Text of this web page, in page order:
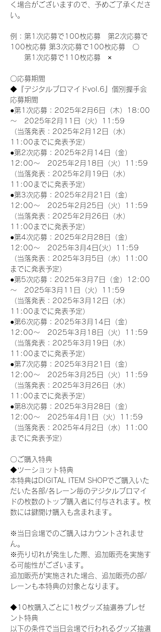
く場合がございますので、予めご了承くださ
い。
例：第1次応募で100枚応募　第2次応募で
100枚応募 第3次応募で100枚応募　〇
第1次応募で110枚応募　×
〇応募期間
◆『デジタルブロマイドvol.6』個別握手会
応募期間
●第1次応募：2025年2月6日（木）18:00
～　2025年2月11日（火）11:59
（当落発表：2025年2月12日（水）
11:00までに発表予定）
●第2次応募：2025年2月14日（金）
12:00～　2025年2月18日（火）11:59
（当落発表：2025年2月19日（水）
11:00までに発表予定）
●第3次応募：2025年2月21日（金）
12:00～　2025年2月25日（火）11:59
（当落発表：2025年2月26日（水）
11:00までに発表予定）
●第4次応募：2025年2月28日（金）
12:00～　2025年3月4日(火）11:59
（当落発表：2025年3月5日（水）11:00
までに発表予定）
●第5次応募：2025年3月7日（金）12:00
～　2025年3月11日（火）11:59
（当落発表：2025年3月12日（水）
11:00までに発表予定）
●第6次応募：2025年3月14日（金）
12:00～　2025年3月18日（火）11:59
（当落発表：2025年3月19日（水）
11:00までに発表予定）
●第7次応募：2025年3月21日（金）
12:00～　2025年3月25日（火）11:59
（当落発表：2025年3月26日（水）
11:00までに発表予定）
●第8次応募：2025年3月28日（金）
12:00～　2025年4月1日（火）11:59
（当落発表：2025年4月2日（水）11:00
までに発表予定）
〇ご購入特典
◆ツーショット特典
本特典はDIGITAL ITEM SHOPでご購入いた
だいた各部/各レーン毎のデジタルブロマイ
ドの枚数のトップ購入者に付与されます。枚
数には鍵開け購入も含まれます。
※当日会場でのご購入はカウントされませ
ん。
※売り切れが発生した際、追加販売を実施す
る可能性がございます。
追加販売が実施された場合、追加販売の部/
レーンも本特典の対象となります。
◆10枚購入ごとに1枚グッズ抽選券プレゼ
ント特典
以下の条件で当日会場で行われるグッズ抽選